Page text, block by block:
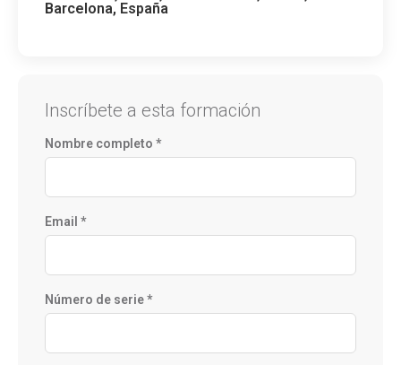
Barcelona, España
Inscríbete a esta formación
Nombre completo *
Email *
Número de serie *